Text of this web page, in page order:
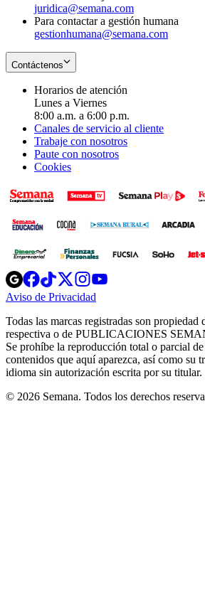
juridica@semana.com
Para contactar a gestión humana
gestionhumana@semana.com
Contáctenos
Horarios de atención
Lunes a Viernes
8:00 a.m. a 6:00 p.m.
Canales de servicio al cliente
Trabaje con nosotros
Paute con nosotros
Cookies
Opens
in
new
Opens
in
new
Opens
in
new
window
Opens
new
windowwindow
Aviso de Privacidad
new
window
Todas las marcas registradas son propiedad
respectiva o de PUBLICACIONES
Se prohíbe la reproducción total o parcial
contenidos que aquí aparezca, así como su
idioma sin autorización escrita por su titular.
© 2026 Semana. Todos los derechos